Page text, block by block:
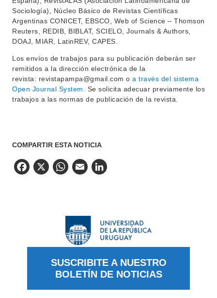
Sociología), Núcleo Básico de Revistas Científicas
Argentinas CONICET, EBSCO, Web of Science – Thomson
Reuters, REDIB, BIBLAT, SCIELO, Journals & Authors,
DOAJ, MIAR, LatinREV, CAPES.
Los envíos de trabajos para su publicación deberán ser
remitidos a la dirección electrónica de la
revista: revistapampa@gmail.com o a través del sistema
Open Journal System. Se solicita adecuar previamente los
trabajos a las normas de publicación de la revista.
COMPARTIR ESTA NOTICIA
Facebook
X WhatsApp
Email
SUSCRIBITE A NUESTRO
BOLETÍN DE NOTICIAS